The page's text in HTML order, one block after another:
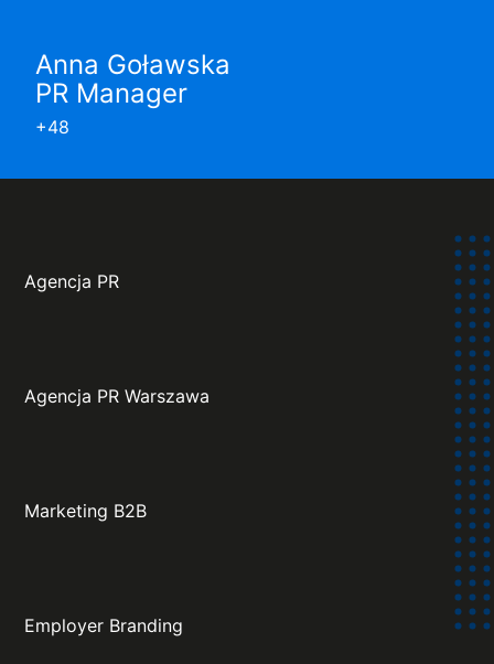
Anna Goławska
PR Manager
+48
Agencja PR
Agencja PR Warszawa
Marketing B2B
Employer Branding